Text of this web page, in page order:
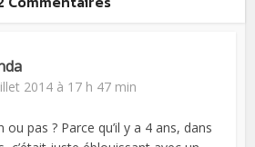
2014 à 17 h 47 min
ou pas ? Parce qu’il y a 4 ans, dans